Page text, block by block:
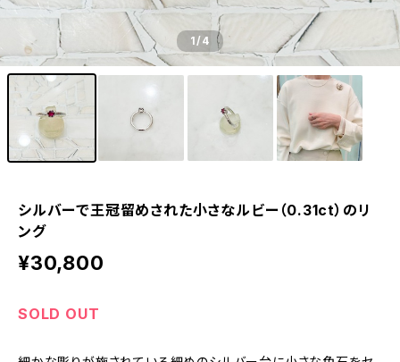
1/4
シルバーで王冠留めされた小さなルビー（0.31ct）のリ
ング
¥30,800
SOLD OUT